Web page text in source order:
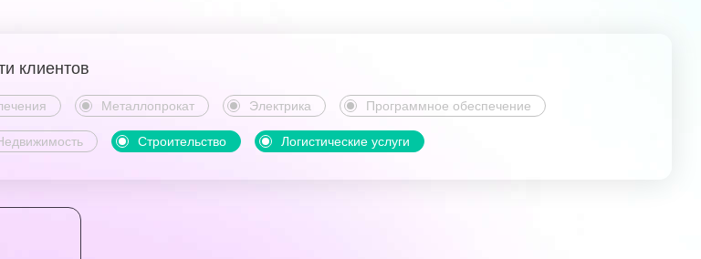
клиентов
Металлопрокат Электрика Программное обеспечение
Строительство Логистические услуги